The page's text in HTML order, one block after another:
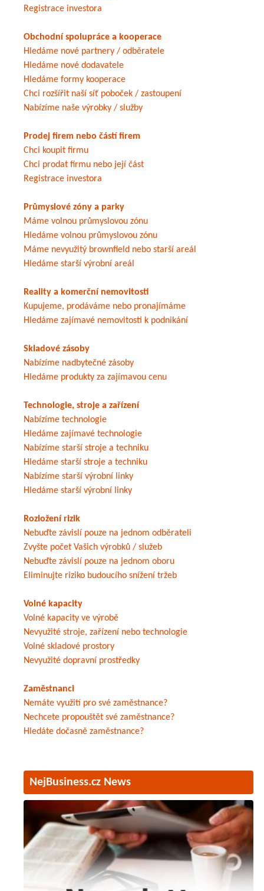
Registrace investora
Obchodní spolupráce a kooperace
Hledáme nové partnery / odběratele
Hledáme nové dodavatele
Hledáme formy kooperace
Chci rozšířit naší síť poboček / zastoupení
Nabízíme naše výrobky / služby
Prodej firem nebo částí firem
Chci koupit firmu
Chci prodat firmu nebo její část
Registrace investora
Průmyslové zóny a parky
Máme volnou průmyslovou zónu
Hledáme volnou průmyslovou zónu
Máme nevyužitý brownfield nebo starší areál
Hledáme starší výrobní areál
Reality a komerční nemovitosti
Kupujeme, prodáváme nebo pronajímáme
Hledáme zajímavé nemovitosti k podnikání
Skladové zásoby
Nabízíme nadbytečné zásoby
Hledáme produkty za zajímavou cenu
Technologie, stroje a zařízení
Nabízíme technologie
Hledáme zajímavé technologie
Nabízíme starší stroje a techniku
Hledáme starší stroje a techniku
Nabízíme starší výrobní linky
Hledáme starší výrobní linky
Rozložení rizik
Nebuďte závislí pouze na jednom odběrateli
Zvyšte počet Vašich výrobků / služeb
Nebuďte závislí pouze na jednom oboru
Eliminujte riziko budoucího snížení tržeb
Volné kapacity
Volné kapacity ve výrobě
Nevyužité stroje, zařízení nebo technologie
Volné skladové prostory
Nevyužité dopravní prostředky
Zaměstnanci
Nemáte využití pro své zaměstnance?
Nechcete propouštět své zaměstnance?
Hledáte dočasně zaměstnance?
NejBusiness.cz News